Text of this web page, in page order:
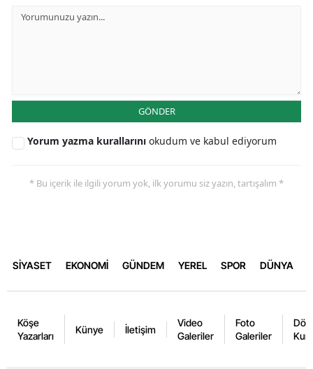
GÖNDER
Yorum yazma kurallarını okudum ve kabul ediyorum
* Bu içerik ile ilgili yorum yok, ilk yorumu siz yazın, tartışalım *
SİYASET EKONOMİ GÜNDEM YEREL SPOR DÜNYA
Köşe
Yazarları
Künye İletişim
Video
Galeriler
Foto
Galeriler